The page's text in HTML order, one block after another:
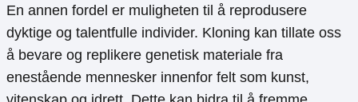
En annen fordel er muligheten til å reprodusere
dyktige og talentfulle individer. Kloning kan tillate oss
å bevare og replikere genetisk materiale fra
enestående mennesker innenfor felt som kunst,